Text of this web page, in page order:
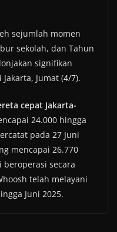
sejumlah momen
sekolah, dan Tahun
signifikan
Jumat (4/7).
cepat Jakarta-
24.000 hingga
pada 27 Juni
mencapai 26.770
beroperasi secara
telah melayani
Juni 2025.